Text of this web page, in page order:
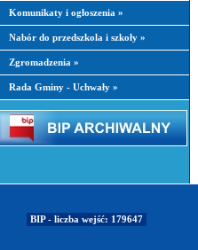
Komunikaty i ogłoszenia »
Nabór do przedszkola i szkoły »
Zgromadzenia »
Rada Gminy - Uchwały »
BIP - liczba wejść: 179647